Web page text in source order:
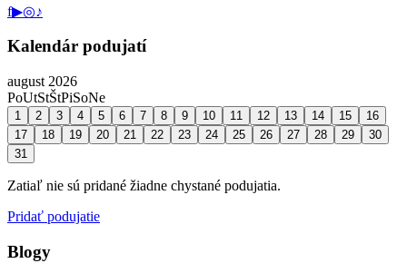
f▶◎♪
Kalendár podujatí
august 2026
PoUtStŠtPiSoNe
1 2 3 4 5 6 7 8 9 10 11 12 13 14 15
16
17
18 19 20 21 22 23 24 25 26 27 28 29
30
31
Zatiaľ nie sú pridané žiadne chystané podujatia.
Pridať podujatie
Blogy